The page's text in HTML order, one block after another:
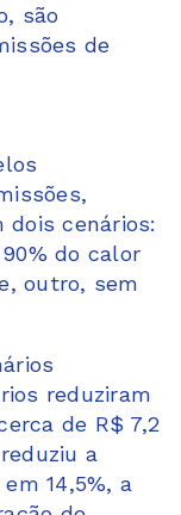
são
de
cenários:
do calor
outro, sem
reduziram
de R$ 7,2
a
14,5%, a